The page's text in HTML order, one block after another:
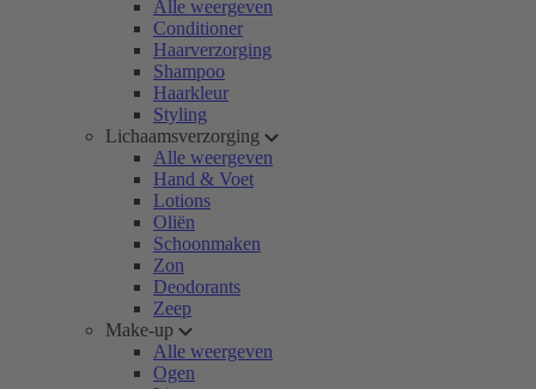
Alle weergeven
Conditioner
Haarverzorging
Shampoo
Haarkleur
Styling
Lichaamsverzorging
Alle weergeven
Hand & Voet
Lotions
Oliën
Schoonmaken
Zon
Deodorants
Zeep
Make-up
Alle weergeven
Ogen